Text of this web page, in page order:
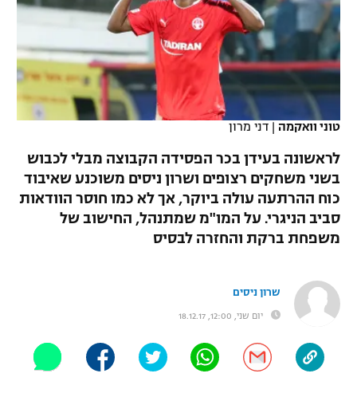
VOD
רץ ברשת
תוצאות
לוח שידורים
"מעל הליגה" – פודקאסט
נבחרת ישראל
מכבי חיפה
בית"ר ירושלים
מכבי תל אביב
הפועל תל אביב
הפועל חיפה
הפועל באר שבע
מכבי נתניה
ליגה ספרדית
ליגה איטלקית
ליגה צרפתית
ליגה הולנדית
ליגה טורקית
ליגה סינית
ליגות נוספות
כדורסל נשים
מכבי תל אביב
הפועל חולון
הפועל ירושלים
דני אבדיה
יורוליג
יורוקאפ
טניס
כדורעף
שחייה
ג'ודו
אגרוף
UFC
היאבקות WWE
טוני וואקמה | דני מרון
לראשונה בעידן בכר הפסידה הקבוצה מבלי לכבוש
בשני משחקים רצופים ושרון ניסים משוכנע שאיבוד
כוח ההרתעה עולה ביוקר, אך לא כמו חוסר הוודאות
סביב הניגרי. על המו"מ שמתנהל, החישוב של
משפחת ברקת והחזרה לבסיס
שרון ניסים
יום שני, 12:00, 18.12.17